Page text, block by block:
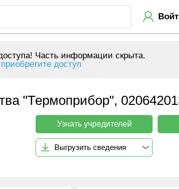
Часть информации скрыта.
приобретите доступ
"Термоприбор",
Узнать учредителей
Выгрузить сведения